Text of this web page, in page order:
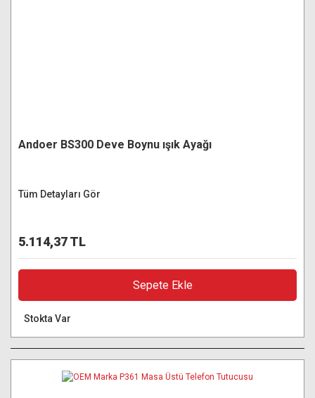
Andoer BS300 Deve Boynu ışık Ayağı
Tüm Detayları Gör
5.114,37 TL
Sepete Ekle
Stokta Var